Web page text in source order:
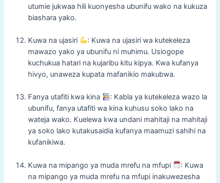
utumie jukwaa hili kuonyesha ubunifu wako na kukuza
biashara yako.
Kuwa na ujasiri
: Kuwa na ujasiri wa kutekeleza
mawazo yako ya ubunifu ni muhimu. Usiogope
kuchukua hatari na kujaribu kitu kipya. Kwa kufanya
hivyo, unaweza kupata mafanikio makubwa.
Fanya utafiti kwa kina
: Kabla ya kutekeleza wazo la
ubunifu, fanya utafiti wa kina kuhusu soko lako na
wateja wako. Kuelewa kwa undani mahitaji na mahitaji
ya soko lako kutakusaidia kufanya maamuzi sahihi na
kufanikiwa.
Kuwa na mipango ya muda mrefu na mfupi
: Kuwa
na mipango ya muda mrefu na mfupi inakuwezesha